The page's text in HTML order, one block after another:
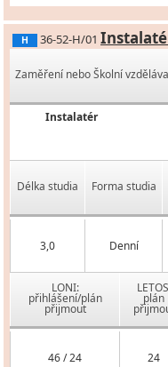
H 36-52-H/01
Zaměření nebo Školní
Instalatér
Délka studia Forma studia
3,0 Denní
LONI:
přihlášení/plán
přijmout
plán
46 / 24 24